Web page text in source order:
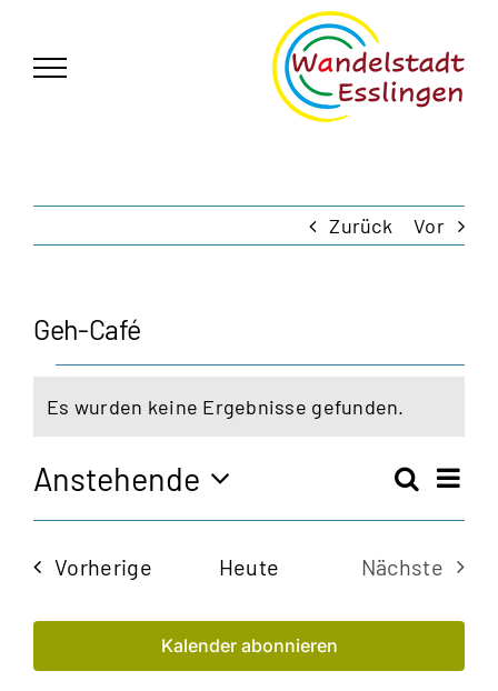
springen
Zurück Vor
Geh-Café
Veranstaltungen
Hinweis
Es wurden keine Ergebnisse gefunden.
und
Suche
Anstehende
Datum
VorherigeVeranstaltungen
Heute
Nächste
Kalender abonnieren